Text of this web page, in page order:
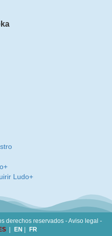
Ludo+
derechos reservados -Aviso legal -
EN FR